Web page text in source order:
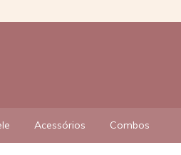
Acessórios Combos